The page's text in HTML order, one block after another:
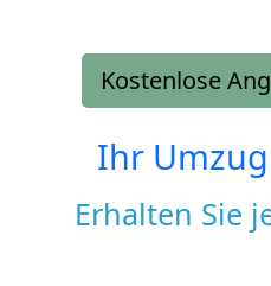
Kostenlose
Ihr
Erhalten Sie